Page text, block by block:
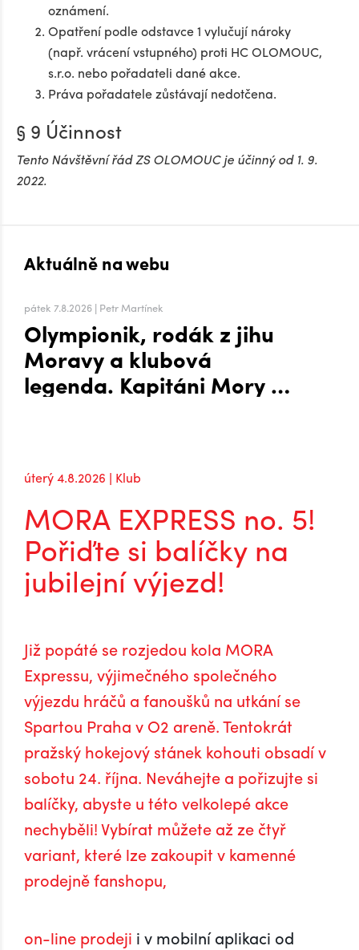
oznámení.
Opatření podle odstavce 1 vylučují nároky
(např. vrácení vstupného) proti HC OLOMOUC,
s.r.o. nebo pořadateli dané akce.
Práva pořadatele zůstávají nedotčena.
§ 9 Účinnost
Tento Návštěvní řád ZS OLOMOUC je účinný od 1. 9.
2022.
Aktuálně na webu
pátek 7.8.2026 | Petr Martínek
Olympionik, rodák z jihu
Moravy a klubová
legenda. Kapitáni Mory po
úterý 4.8.2026 | Klub
MORA EXPRESS no. 5!
Pořiďte si balíčky na
jubilejní výjezd!
Již popáté se rozjedou kola MORA
Expressu, výjimečného společného
výjezdu hráčů a fanoušků na utkání se
Spartou Praha v O2 areně. Tentokrát
pražský hokejový stánek kohouti obsadí v
sobotu 24. října. Neváhejte a pořizujte si
balíčky, abyste u této velkolepé akce
nechyběli! Vybírat můžete až ze čtyř
variant, které lze zakoupit v kamenné
prodejně fanshopu,
on-line prodeji i v mobilní aplikaci od